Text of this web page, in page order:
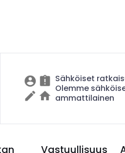
Sähköiset
Olemme
ammattilainen
Vastuullisuus